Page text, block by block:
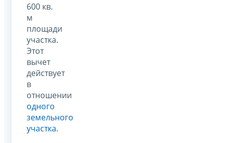
600 кв.
м
площади
участка.
Этот
вычет
действует
в
отношении
одного
земельного
участка.